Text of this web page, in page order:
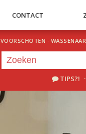
CONTACT
VOORSCHOTEN · WASSENAAR
TIPS?! ·